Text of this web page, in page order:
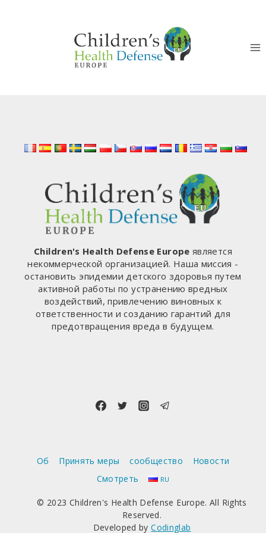
Children's Health Defense Europe является
некоммерческой организацией. Наша миссия -
остановить эпидемии детского здоровья путем
активной работы по устранению вредных
воздействий, привлечению виновных к
ответственности и созданию гарантий для
предотвращения вреда в будущем.
Об Принять меры сообщество
Новости
Смотреть
RU
© 2023 Children's Health Defense Europe. All Rights
Reserved.
Developed byCodinglab